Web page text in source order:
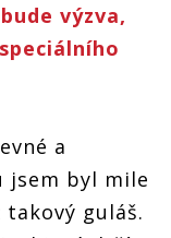
výzva,
a
jsem byl mile
takový guláš.